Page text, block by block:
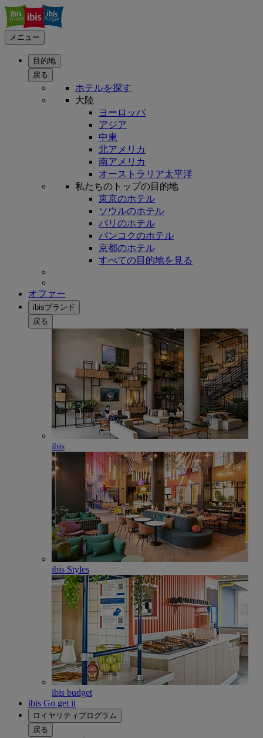
メニュー
目的地
戻る
ホテルを探す
大陸
ヨーロッパ
アジア
中東
北アメリカ
南アメリカ
オーストラリア太平洋
私たちのトップの目的地
東京のホテル
ソウルのホテル
パリのホテル
バンコクのホテル
京都のホテル
すべての目的地を見る
オファー
ibisブランド
戻る
ibis
ibis Styles
ibis budget
ibis Go get it
ロイヤリティプログラム
戻る